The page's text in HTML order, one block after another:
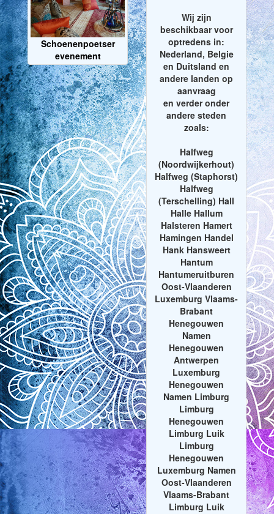
Schoenenpoetser
evenement
Wij zijn
beschikbaar voor
optredens in:
Nederland, Belgie
en Duitsland en
andere landen op
aanvraag
en verder onder
andere steden
zoals:
Halfweg
(Noordwijkerhout)
Halfweg (Staphorst)
Halfweg
(Terschelling) Hall
Halle Hallum
Halsteren Hamert
Hamingen Handel
Hank Hansweert
Hantum
Hantumeruitburen
Oost-Vlaanderen
Luxemburg Vlaams-
Brabant
Henegouwen
Namen
Henegouwen
Antwerpen
Luxemburg
Henegouwen
Namen Limburg
Limburg
Henegouwen
Limburg Luik
Limburg
Henegouwen
Luxemburg Namen
Oost-Vlaanderen
Vlaams-Brabant
Limburg Luik